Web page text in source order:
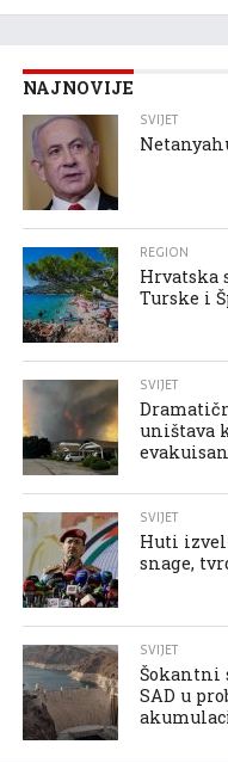
NAJNOVIJE
SVIJET
REGION
Hrvatska
Turske i
SVIJET
uništava
SVIJET
Huti
snage,
SVIJET
Šokantni
SAD u